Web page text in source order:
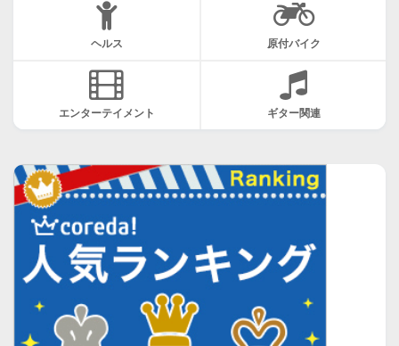
ヘルス 原付バイク
エンターテイメント ギター関連